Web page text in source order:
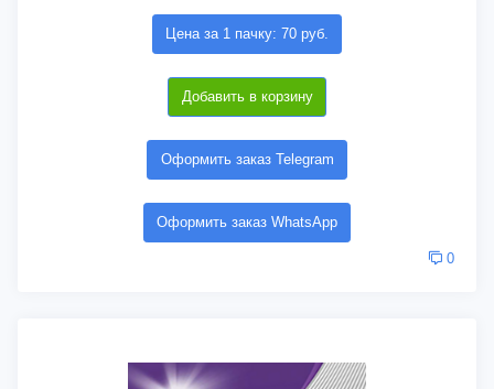
Цена за 1 пачку: 70 руб.
Добавить в корзину
Оформить заказ Telegram
Оформить заказ WhatsApp
0